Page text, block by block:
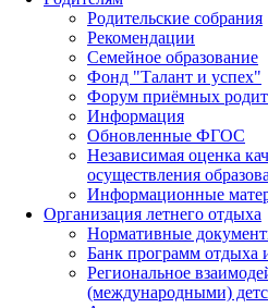
Родительские собрания
Рекомендации
Семейное образование
Фонд "Талант и успех"
Форум приёмных
Информация
Обновленные ФГОС
Независимая оценка
осуществления
Информационные
Организация летнего отдыха
Нормативные
Банк программ отдыха
Региональное
(международными)